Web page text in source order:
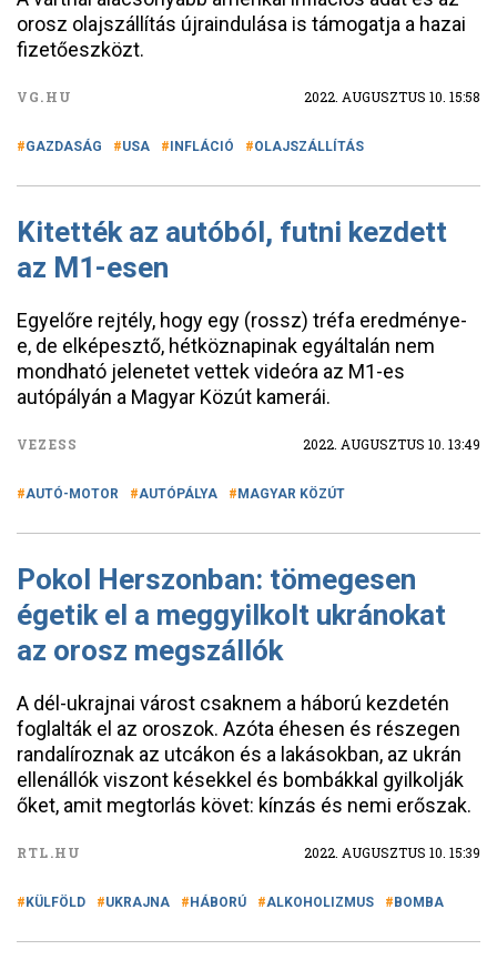
orosz olajszállítás újraindulása is támogatja a hazai
fizetőeszközt.
VG.HU 2022. AUGUSZTUS 10. 15:58
GAZDASÁG USA INFLÁCIÓ OLAJSZÁLLÍTÁS
Kitették az autóból, futni kezdett
az M1-esen
Egyelőre rejtély, hogy egy (rossz) tréfa eredménye-
e, de elképesztő, hétköznapinak egyáltalán nem
mondható jelenetet vettek videóra az M1-es
autópályán a Magyar Közút kamerái.
VEZESS 2022. AUGUSZTUS 10. 13:49
AUTÓ-MOTOR AUTÓPÁLYA MAGYAR KÖZÚT
Pokol Herszonban: tömegesen
égetik el a meggyilkolt ukránokat
az orosz megszállók
A dél-ukrajnai várost csaknem a háború kezdetén
foglalták el az oroszok. Azóta éhesen és részegen
randalíroznak az utcákon és a lakásokban, az ukrán
ellenállók viszont késekkel és bombákkal gyilkolják
őket, amit megtorlás követ: kínzás és nemi erőszak.
RTL.HU 2022. AUGUSZTUS 10. 15:39
KÜLFÖLD UKRAJNA HÁBORÚ ALKOHOLIZMUS BOMBA